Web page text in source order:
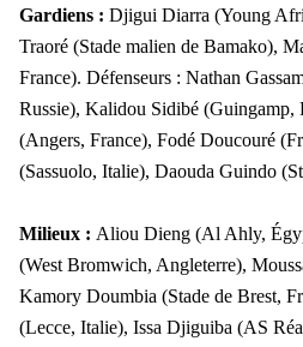
Gardiens : Djigui Diarra (Young
Traoré (Stade malien de Bamako),
France). Défenseurs : Nathan
Russie), Kalidou Sidibé (Guingamp,
(Angers, France), Fodé Doucouré
(Sassuolo, Italie), Daouda Guindo
Milieux : Aliou Dieng (Al Ahly,
(West Bromwich, Angleterre),
Kamory Doumbia (Stade de Brest,
(Lecce, Italie), Issa Djiguiba (AS